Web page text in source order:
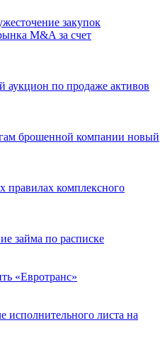
закупок
M&A за счет
аукцион по продаже активов
брошенной компании новый
правилах комплексного
займа по расписке
«Евротранс»
исполнительного листа на